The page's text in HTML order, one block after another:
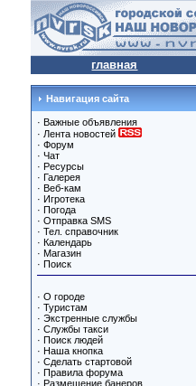
главная
Навигация сайта
· Важные объявления
· Лента новостей
· Форум
· Чат
· Ресурсы
· Галерея
· Веб-кам
· Игротека
· Погода
· Отправка SMS
· Тел. справочник
· Календарь
· Магазин
· Поиск
· О городе
· Туристам
· Экстренные службы
· Службы такси
· Поиск людей
· Наша кнопка
· Сделать стартовой
· Правила форума
· Размещение банеров